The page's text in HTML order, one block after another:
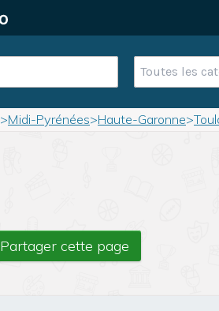
Toutes les
>Midi-Pyrénées>Haute-Garonne>
Partager cette page